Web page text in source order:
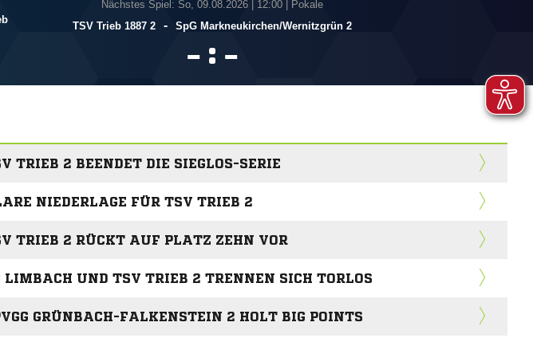
Nächstes Spiel: So, 09.08.2026
12:00 | Pokale
TSV Trieb 1887 2
- SpG Markneukirchen/​Wernitzgrün 2
 : 
TRIEB 2 BEENDET DIE SIEGLOS-SERIE
NIEDERLAGE FÜR TSV TRIEB 2
TRIEB 2 RÜCKT AUF PLATZ ZEHN VOR
LIMBACH UND TSV TRIEB 2 TRENNEN SICH TORLOS
GRÜNBACH-FALKENSTEIN 2 HOLT BIG POINTS